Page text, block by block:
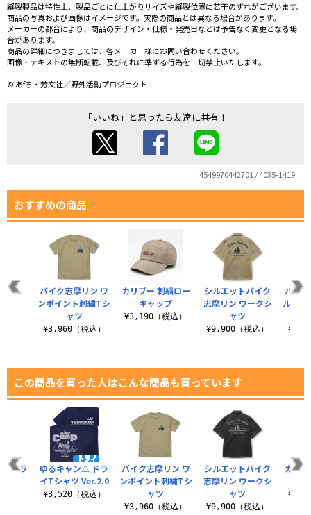
縫製製品は特性上、製品ごとに仕上がりサイズや縫製位置に若干のずれがございます。
商品の写真および画像はイメージです。実際の商品とは異なる場合があります。
メーカーの都合により、商品のデザイン・仕様・発売日などは予告なく変更となる場
合があります。
商品の詳細につきましては、各メーカー様にお問い合わせください。
画像・テキストの無断転載、及びそれに準ずる行為を一切禁止いたします。
© あfろ・芳文社／野外活動プロジェクト
「いいね」と思ったら友達に共有！
4549970442701 / 4035-1419
おすすめの商品
カリブー 刺繍ロー
キャップ
¥3,190（税込）
シルエットバイク
志摩リン ワークシ
ャツ
¥9,900（税込）
バイ
ルグラ
バイク志摩リン ワ
ンポイント刺繍Tシ
ャツ
¥3,960（税込）
この商品を買った人はこんな商品も買っています
バイク志摩リン ワ
ンポイント刺繍Tシ
ャツ
¥3,960（税込）
シルエットバイク
志摩リン ワークシ
ャツ
¥9,900（税込）
カリ
ドラ
ゆるキャン△ ドラ
イTシャツ Ver.2.0
¥3,520（税込）